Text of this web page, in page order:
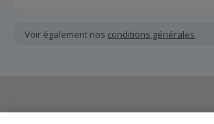
ou non reçu doivent être soumises au plus
100 jours qui suivent la date d'achat.
Voir également nos conditions générales